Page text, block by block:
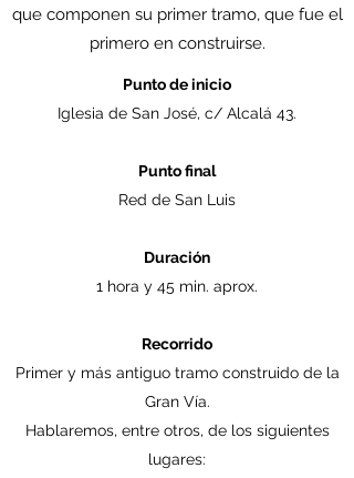
que componen su primer tramo, que fue el
primero en construirse.
Punto de inicio
Iglesia de San José, c/ Alcalá 43.
Punto final
Red de San Luis
Duración
1 hora y 45 min. aprox.
Recorrido
Primer y más antiguo tramo construido de la
Gran Vía.
Hablaremos, entre otros, de los siguientes
lugares: